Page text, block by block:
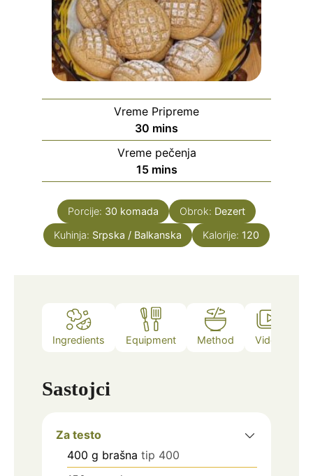
Vreme Pripreme
30 minutes
mins
Vreme pečenja
15minutes
mins
Porcije: 30 komada Obrok: Dezert
Kuhinja: Srpska / Balkanska Kalorije: 120
Ingredients Equipment Method Video
Sastojci
Za testo
400 g brašna tip 400